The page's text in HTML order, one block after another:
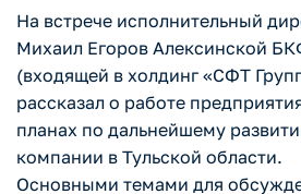
На встрече исполнительный
Михаил Егоров Алексинской
(входящей в холдинг «СФТ
рассказал о работе
планах по дальнейшему
компании в Тульской области.
Основными темами для